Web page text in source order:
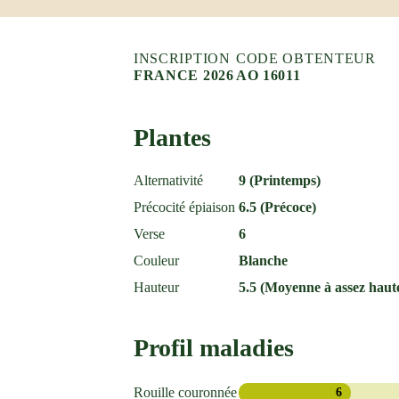
INSCRIPTION
FRANCE 2026
CODE OBTENTEUR
AO 16011
Plantes
Alternativité
9 (Printemps)
Précocité épiaison 6.5 (Précoce)
Verse
6
Couleur
Blanche
Hauteur
5.5 (Moyenne à assez
Profil maladies
Rouille couronnée 6